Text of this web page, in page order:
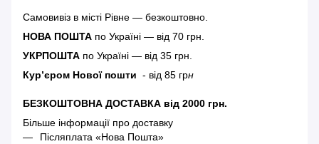
Самовивіз в місті Рівне — безкоштовно.
НОВА ПОШТА по Україні — від 70 грн.
УКРПОШТА по Україні — від 35 грн.
Кур’єром Нової пошти - від 85 грн
БЕЗКОШТОВНА ДОСТАВКА від 2000 грн.
Більше інформації про доставку
Післяплата «Нова Пошта»